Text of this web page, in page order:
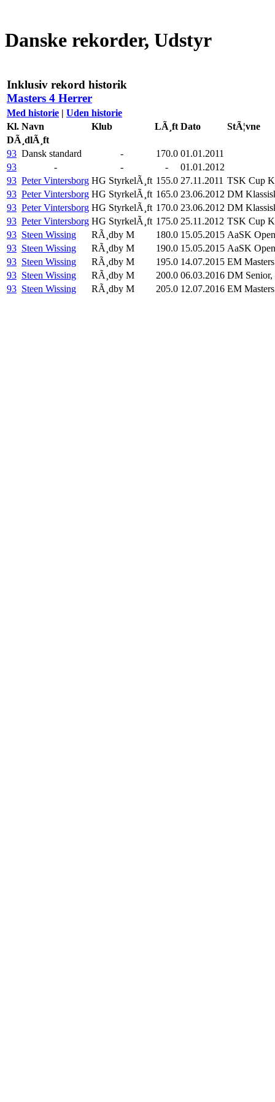
Danske rekorder, Udstyr
Inklusiv rekord historik
Masters 4 Herrer
Med historie | Uden historie
Kl. Navn Klub LÃ¸ft Dato
StÃ¦vne
DÃ¸dlÃ¸ft
93 Dansk standard - 170.0 01.01.2011
93
- - -
01.01.2012
93 Peter Vintersborg HG StyrkelÃ¸ft 155.0 27.11.2011 TSK Cup
93 Peter Vintersborg HG StyrkelÃ¸ft 165.0 23.06.2012 DM
93 Peter Vintersborg HG StyrkelÃ¸ft 170.0 23.06.2012 DM
93 Peter Vintersborg HG StyrkelÃ¸ft 175.0 25.11.2012 TSK Cup
93 Steen Wissing RÃ¸dby M 180.0 15.05.2015 AaSK
93 Steen Wissing RÃ¸dby M 190.0 15.05.2015 AaSK
93 Steen Wissing RÃ¸dby M 195.0 14.07.2015 EM Masters
93 Steen Wissing RÃ¸dby M 200.0 06.03.2016 DM Senior,
93 Steen Wissing RÃ¸dby M 205.0 12.07.2016 EM Masters